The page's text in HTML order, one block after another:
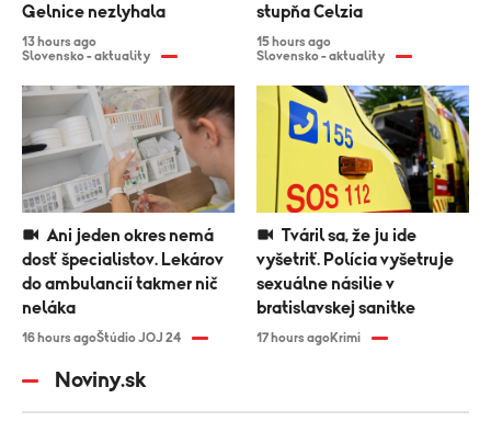
Gelnice nezlyhala
13 hours ago
Slovensko - aktuality
stupňa Celzia
15 hours ago
Slovensko - aktuality
dosť špecialistov. Lekárov
do ambulancií takmer nič
neláka
16 hours agoŠtúdio JOJ 24
vyšetriť. Polícia vyšetruje
sexuálne násilie v
bratislavskej sanitke
17 hours agoKrimi
Noviny.sk